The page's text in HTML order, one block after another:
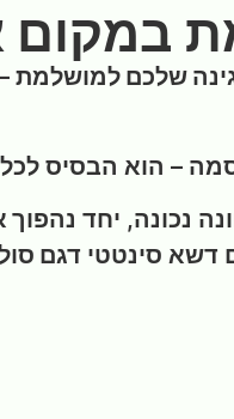
שלכם למושלמת
– הוא הבסיס
נכונה, יחד
דשא סינטטי דגם